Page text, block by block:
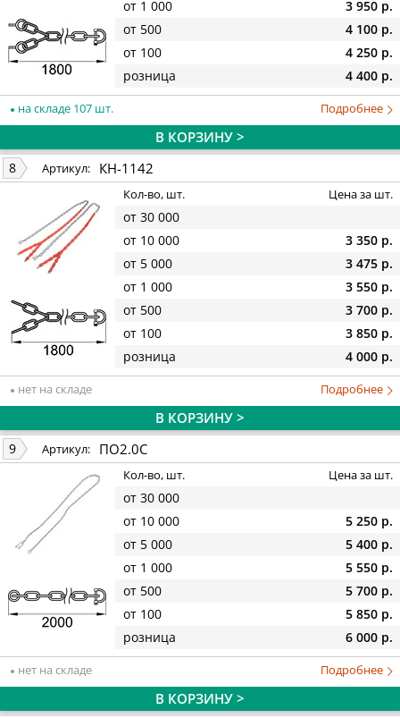
от 1 000
3 950 р.
от 500
4 100 р.
от 100
4 250 р.
розница
4 400 р.
на складе 107 шт. Подробнее
В КОРЗИНУ >
8 Артикул: КН-1142
Кол-во, шт. Цена за шт.
от 30 000
от 10 000
3 350 р.
от 5 000
3 475 р.
от 1 000
3 550 р.
от 500
3 700 р.
от 100
3 850 р.
розница
4 000 р.
нет на складе Подробнее
В КОРЗИНУ >
9 Артикул: ПО2.0С
Кол-во, шт. Цена за шт.
от 30 000
от 10 000
5 250 р.
от 5 000
5 400 р.
от 1 000
5 550 р.
от 500
5 700 р.
от 100
5 850 р.
розница
6 000 р.
нет на складе Подробнее
В КОРЗИНУ >